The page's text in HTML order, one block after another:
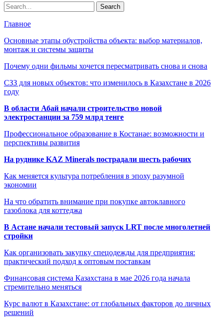
Главное
Основные этапы обустройства объекта: выбор материалов,
монтаж и системы защиты
Почему одни фильмы хочется пересматривать снова и снова
СЗЗ для новых объектов: что изменилось в Казахстане в 2026
году
В области Абай начали строительство новой
электростанции за 759 млрд тенге
Профессиональное образование в Костанае: возможности и
перспективы развития
На руднике KAZ Minerals пострадали шесть рабочих
Как меняется культура потребления в эпоху разумной
экономии
На что обратить внимание при покупке автоклавного
газоблока для коттеджа
В Астане начали тестовый запуск LRT после многолетней
стройки
Как организовать закупку спецодежды для предприятия:
практический подход к оптовым поставкам
Финансовая система Казахстана в мае 2026 года начала
стремительно меняться
Курс валют в Казахстане: от глобальных факторов до личных
решений